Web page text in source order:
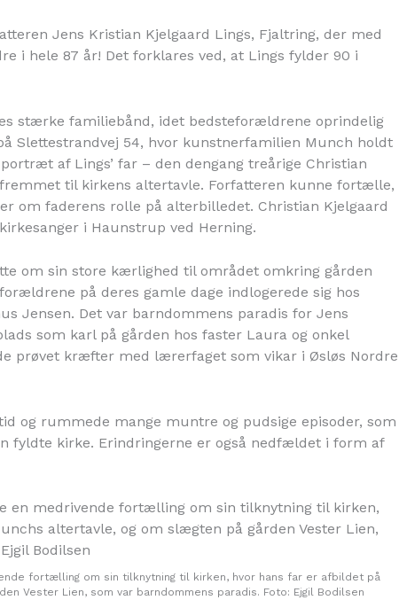
Jens Kristian Kjelgaard Lings, Fjaltring, der med
i hele 87 år! Det forklares ved, at Lings fylder 90 i
stærke familiebånd, idet bedsteforældrene oprindelig
Slettestrandvej 54, hvor kunstnerfamilien Munch holdt
af Lings’ far – den dengang treårige Christian
til kirkens altertavle. Forfatteren kunne fortælle,
om faderens rolle på alterbilledet. Christian Kjelgaard
i Haunstrup ved Herning.
om sin store kærlighed til området omkring gården
på deres gamle dage indlogerede sig hos
Jensen. Det var barndommens paradis for Jens
som karl på gården hos faster Laura og onkel
prøvet kræfter med lærerfaget som vikar i Øsløs Nordre
og rummede mange muntre og pudsige episoder, som
fyldte kirke. Erindringerne er også nedfældet i form af
fortælling om sin tilknytning til kirken, hvor hans far er afbildet på
Vester Lien, som var barndommens paradis. Foto: Ejgil Bodilsen